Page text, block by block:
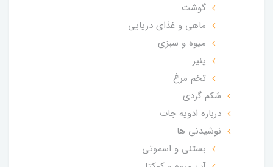
گوشت
ماهی و غذای دریایی
میوه و سبزی
پنیر
تخم مرغ
شکم گردی
درباره ادویه جات
نوشیدنی ها
بستنی و اسموتی